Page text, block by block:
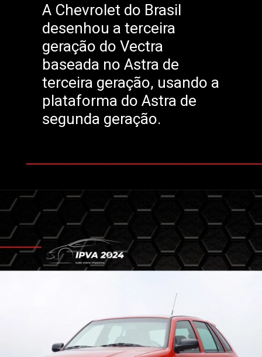
A Chevrolet do Brasil
desenhou a terceira
geração do Vectra
baseada no Astra de
terceira geração, usando a
plataforma do Astra de
segunda geração.